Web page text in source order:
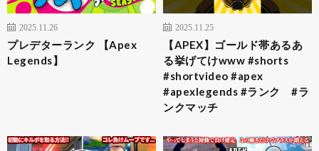
2025.11.26
プレデターランク 【Apex
Legends】
2025.11.25
【APEX】ゴールド帯あるあ
る挙げてけwww #shorts
#shortvideo #apex
#apexlegends #ランク #ラ
ンクマッチ